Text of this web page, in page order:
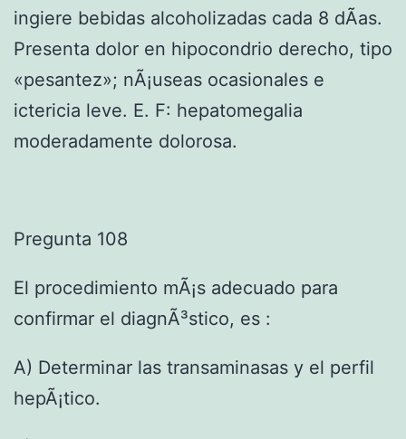
ingiere bebidas alcoholizadas cada 8 dÃ­as.
Presenta dolor en hipocondrio derecho, tipo
«pesantez»; nÃ¡useas ocasionales e
ictericia leve. E. F: hepatomegalia
moderadamente dolorosa.
Pregunta 108
El procedimiento mÃ¡s adecuado para
confirmar el diagnÃ³stico, es :
A) Determinar las transaminasas y el perfil
hepÃ¡tico.